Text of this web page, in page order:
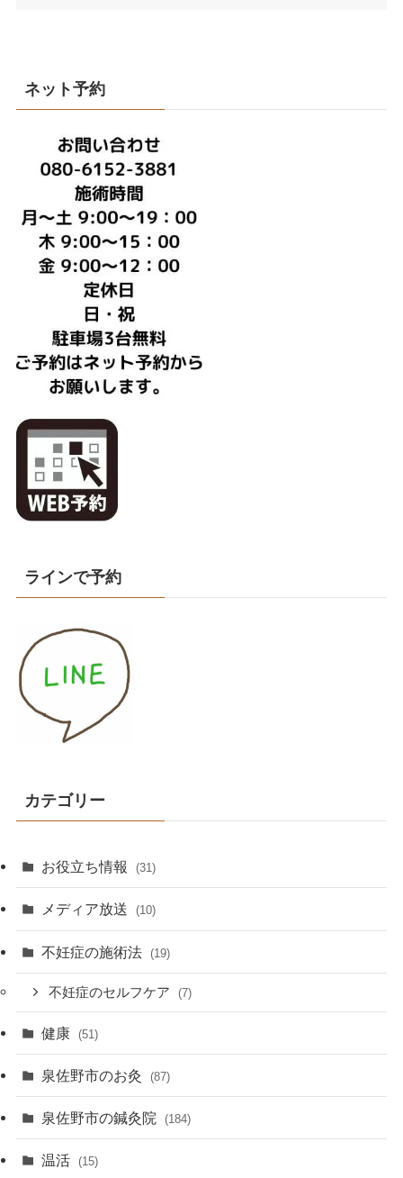
ネット予約
ラインで予約
カテゴリー
お役立ち情報 (31)
メディア放送 (10)
不妊症の施術法 (19)
不妊症のセルフケア (7)
健康 (51)
泉佐野市のお灸 (87)
泉佐野市の鍼灸院 (184)
温活 (15)